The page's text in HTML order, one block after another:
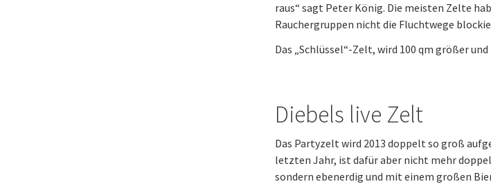
raus“ sagt Peter König. Die meisten Zelte
Rauchergruppen nicht die Fluchtwege
Das „Schlüssel“-Zelt, wird 100 qm größer
Diebels live Zelt
Das Partyzelt wird 2013 doppelt so groß
letzten Jahr, ist dafür aber nicht mehr
sondern ebenerdig und mit einem großen